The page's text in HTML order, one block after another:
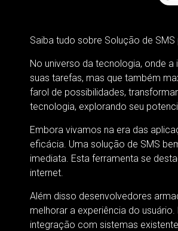
Saiba tudo sobre Solução de
No universo da tecnologia, onde
suas tarefas, mas que também
farol de possibilidades,
tecnologia, explorando seu
Embora vivamos na era das
eficácia. Uma solução de SMS
imediata. Esta ferramenta se
internet.
Além disso desenvolvedores
melhorar a experiência do
integração com sistemas